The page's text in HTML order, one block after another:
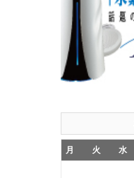
月 火 水